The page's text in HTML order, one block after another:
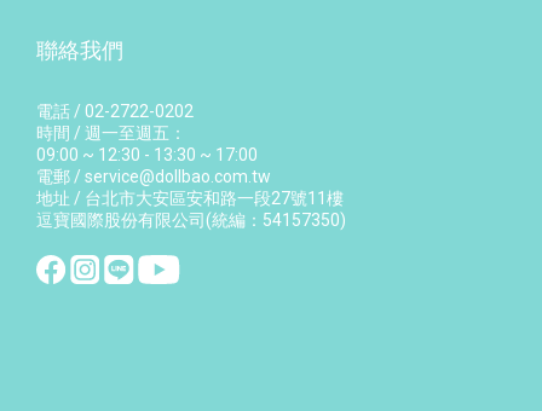
聯絡我們
電話 / 02-2722-0202
時間 / 週一至週五：
09:00 ~ 12:30 - 13:30 ~ 17:00
電郵 / service@dollbao.com.tw
地址 / 台北市大安區安和路一段27號11樓
逗寶國際股份有限公司(統編：54157350)